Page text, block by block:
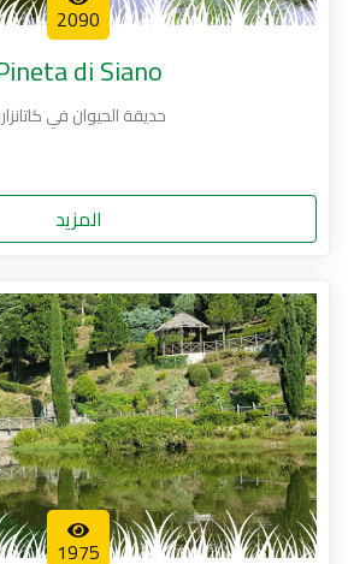
2090
di Siano
حديقة الحيوان في
المزيد
1975